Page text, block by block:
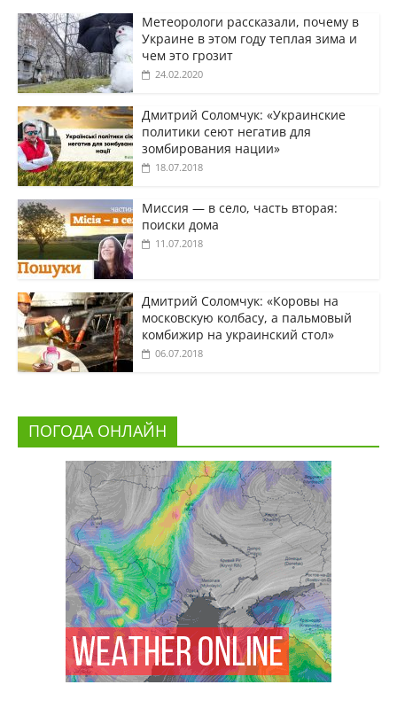
Метеорологи рассказали, почему в
Украине в этом году теплая зима и
чем это грозит
24.02.2020
Дмитрий Соломчук: «Украинские
политики сеют негатив для
зомбирования нации»
18.07.2018
Миссия — в село, часть вторая:
поиски дома
11.07.2018
Дмитрий Соломчук: «Коровы на
московскую колбасу, а пальмовый
комбижир на украинский стол»
06.07.2018
ПОГОДА ОНЛАЙН